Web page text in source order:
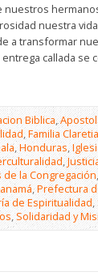
nuestros
nuestra
a transformar
callada se
Biblica,
,Familia
,Honduras,
,
de la Congregación,
,Prefectura
de Espiritualidad,
,Solidaridad y